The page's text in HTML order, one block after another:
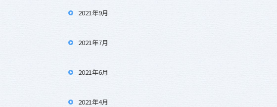
2021年9月
2021年7月
2021年6月
2021年4月